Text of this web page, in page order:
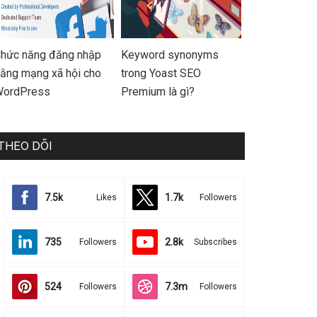
năng đăng nhập
mạng xã hội cho
Keyword synonyms
trong Yoast SEO
Premium là gì?
DÕI
7.5k Likes 1.7k Followers
735 Followers 2.8k Subscribes
524 Followers 7.3m Followers